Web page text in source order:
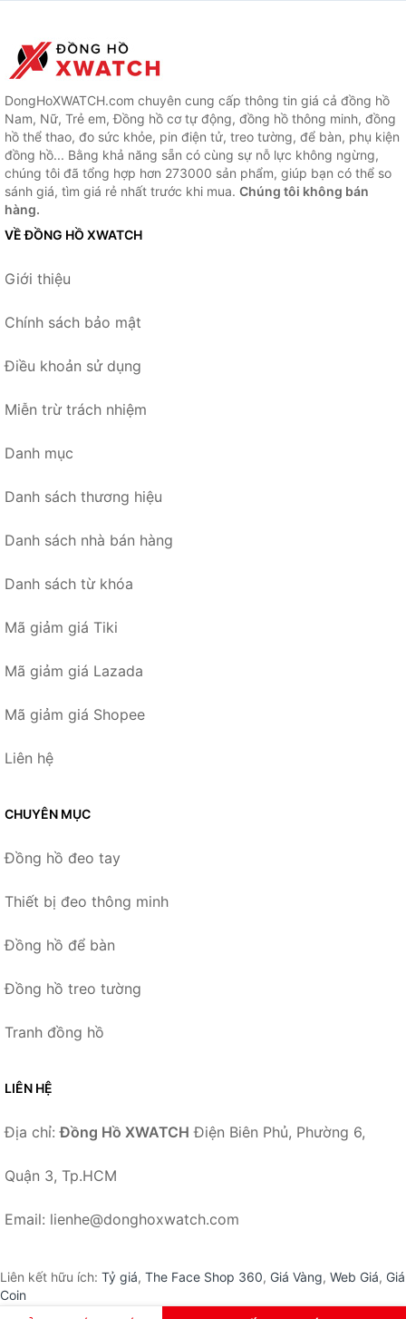
DongHoXWATCH.com chuyên cung cấp thông tin giá cả đồng hồ
Nam, Nữ, Trẻ em, Đồng hồ cơ tự động, đồng hồ thông minh, đồng
hồ thể thao, đo sức khỏe, pin điện tử, treo tường, để bàn, phụ kiện
đồng hồ... Bằng khả năng sẵn có cùng sự nỗ lực không ngừng,
chúng tôi đã tổng hợp hơn 273000 sản phẩm, giúp bạn có thể so
sánh giá, tìm giá rẻ nhất trước khi mua. Chúng tôi không bán
hàng.
VỀ ĐỒNG HỒ XWATCH
Giới thiệu
Chính sách bảo mật
Điều khoản sử dụng
Miễn trừ trách nhiệm
Danh mục
Danh sách thương hiệu
Danh sách nhà bán hàng
Danh sách từ khóa
Mã giảm giá Tiki
Mã giảm giá Lazada
Mã giảm giá Shopee
Liên hệ
CHUYÊN MỤC
Đồng hồ đeo tay
Thiết bị đeo thông minh
Đồng hồ để bàn
Đồng hồ treo tường
Tranh đồng hồ
LIÊN HỆ
Địa chỉ:Đồng Hồ XWATCH Điện Biên Phủ, Phường 6,
Quận 3, Tp.HCM
Email: lienhe@donghoxwatch.com
Liên kết hữu ích: Tỷ giá, The Face Shop 360, Giá Vàng, Web Giá, Giá
Coin